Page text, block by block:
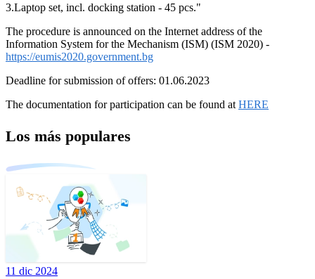
3.Laptop set, incl. docking station - 45 pcs."
The procedure is announced on the Internet address of the
Information System for the Mechanism (ISM) (ISM 2020) -
https://eumis2020.government.bg
Deadline for submission of offers: 01.06.2023
The documentation for participation can be found at HERE
Los más populares
11 dic 2024